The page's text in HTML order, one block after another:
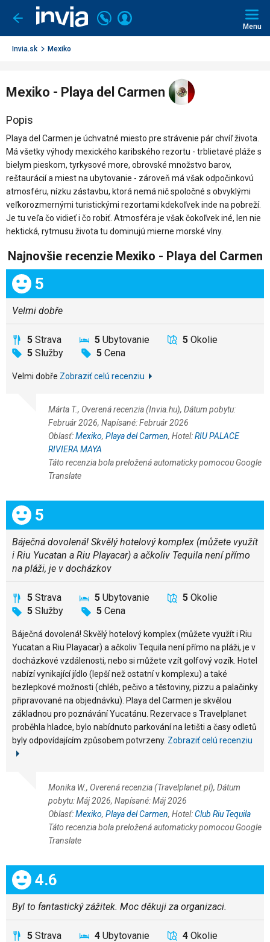
Ísť
späť
Volajte
+421
2
Prihlásiť
Menu
Invia.sk Mexiko
Mexiko - Playa del Carmen
Popis
Playa del Carmen je úchvatné miesto pre strávenie pár chvíľ života.
Má všetky výhody mexického karibského rezortu - trblietavé pláže s
bielym pieskom, tyrkysové more, obrovské množstvo barov,
reštaurácií a miest na ubytovanie - zároveň má však odpočinkovú
atmosféru, nízku zástavbu, ktorá nemá nič spoločné s obvyklými
veľkorozmernými turistickými rezortami kdekoľvek inde na pobreží.
Je tu veľa čo vidieť i čo robiť. Atmosféra je však čokoľvek iné, len nie
hektická, rytmusu života tu dominujú mierne morské vlny.
Najnovšie recenzie Mexiko - Playa del Carmen
Celkom:
5
Velmi dobře
5 Strava 5 Ubytovanie 5 Okolie
5 Služby 5 Cena
Velmi dobře Zobraziť celú recenziu
Márta T., Overená recenzia (Invia.hu), Dátum pobytu:
Február 2026, Napísané: Február 2026
Oblasť:Mexiko, Playa del Carmen, Hotel:RIU PALACE
RIVIERA MAYA
Táto recenzia bola preložená automaticky pomocou Google
Translate
Celkom:
5
Báječná dovolená! Skvělý hotelový komplex (můžete využít
i Riu Yucatan a Riu Playacar) a ačkoliv Tequila není přímo
na pláži, je v docházkov
5 Strava 5 Ubytovanie 5 Okolie
5 Služby 5 Cena
Báječná dovolená! Skvělý hotelový komplex (můžete využít i Riu
Yucatan a Riu Playacar) a ačkoliv Tequila není přímo na pláži, je v
docházkové vzdálenosti, nebo si můžete vzít golfový vozík. Hotel
nabízí vynikající jídlo (lepší než ostatní v komplexu) a také
bezlepkové možnosti (chléb, pečivo a těstoviny, pizzu a palačinky
připravované na objednávku). Playa del Carmen je skvělou
základnou pro poznávání Yucatánu. Rezervace s Travelplanet
proběhla hladce, bylo nabídnuto parkování na letišti a časy odletů
byly odpovídajícím způsobem potvrzeny. Zobraziť celú recenziu
Monika W., Overená recenzia (Travelplanet.pl), Dátum
pobytu: Máj 2026, Napísané: Máj 2026
Oblasť:Mexiko, Playa del Carmen, Hotel:Club Riu Tequila
Táto recenzia bola preložená automaticky pomocou Google
Translate
Celkom:
4.6
Byl to fantastický zážitek. Moc děkuji za organizaci.
5 Strava 4 Ubytovanie 4 Okolie